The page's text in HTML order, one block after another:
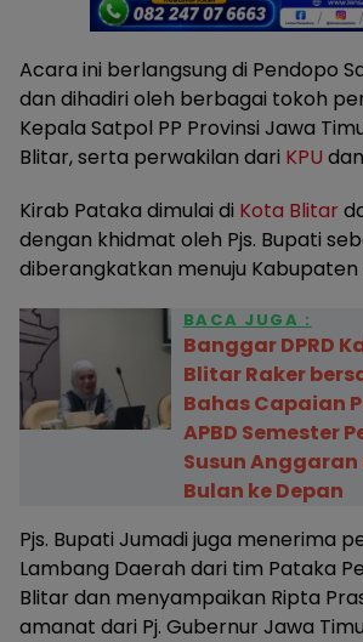
Acara ini berlangsung di Pendopo
dan dihadiri oleh berbagai tokoh
Kepala Satpol PP Provinsi Jawa
Blitar, serta perwakilan dari KPU
Kirab Pataka dimulai di Kota Blitar
dengan khidmat oleh Pjs. Bupati
diberangkatkan menuju Kabupaten
BACA JUGA :
Banggar DPRD
Blitar Raker
Bahas Capaian
APBD Semester
Susun
Bulan ke Depan
Pjs. Bupati Jumadi juga menerima
Lambang Daerah dari tim Pataka
Blitar dan menyampaikan Ripta
amanat dari Pj. Gubernur Jawa